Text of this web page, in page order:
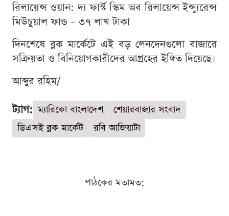
রিলায়েন্স ওয়ান: দ্য ফার্স্ট স্কিম অব রিলায়েন্স ইন্স্যুরেন্স
মিউচুয়াল ফান্ড – ৩৭ লাখ টাকা
দিনশেষে ব্লক মার্কেটে এই বড় লেনদেনগুলো বাজারে
সক্রিয়তা ও বিনিয়োগকারীদের আগ্রহের ইঙ্গিত দিয়েছে।
আব্দুর রহিম/
ট্যাগ: ম্যারিকো বাংলাদেশ
শেয়ারবাজার সংবাদ
ডিএসই ব্লক মার্কেট
রবি আজিয়াটা
পাঠকের মতামত: